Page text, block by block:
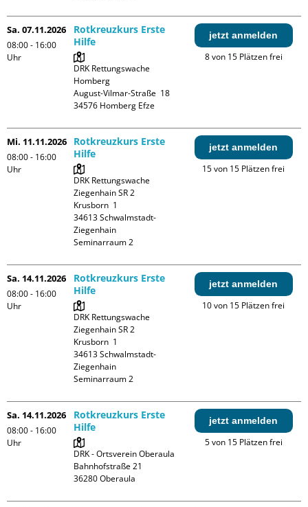
Sa. 07.11.2026
08:00 - 16:00
Uhr
Rotkreuzkurs Erste
Hilfe
DRK Rettungswache
Homberg
August-Vilmar-Straße  18
jetzt anmelden
8 von 15 Plätzen frei
Mi. 11.11.2026
08:00 - 16:00
Uhr
Rotkreuzkurs Erste
Hilfe
DRK Rettungswache
Ziegenhain SR 2
Krusborn  1
34613 Schwalmstadt-
Ziegenhain
Seminarraum 2
jetzt anmelden
15 von 15 Plätzen frei
Sa. 14.11.2026
08:00 - 16:00
Uhr
Rotkreuzkurs Erste
Hilfe
DRK Rettungswache
Ziegenhain SR 2
Krusborn  1
34613 Schwalmstadt-
Ziegenhain
Seminarraum 2
jetzt anmelden
10 von 15 Plätzen frei
Sa. 14.11.2026
08:00 - 16:00
Uhr
Rotkreuzkurs Erste
Hilfe
DRK - Ortsverein Oberaula
Bahnhofstraße 21
jetzt anmelden
5 von 15 Plätzen frei